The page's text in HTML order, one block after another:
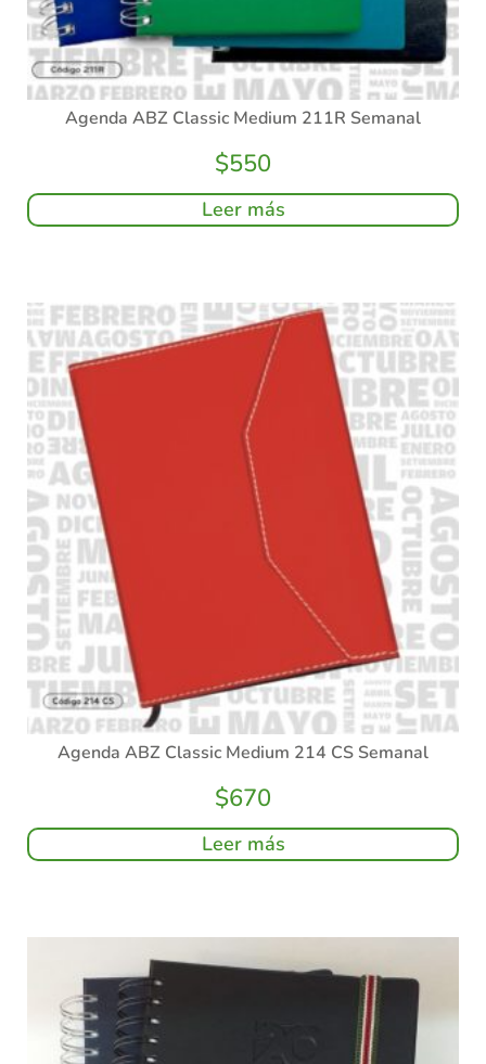
Agenda ABZ Classic Medium 211R Semanal
$550
Leer más
Agenda ABZ Classic Medium 214 CS Semanal
$670
Leer más